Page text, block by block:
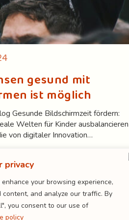
privacy
your browsing experience,
content, and analyze our traffic. By
you consent to our use of
policy
gesund mit
ist möglich
Gesunde Bildschirmzeit fördern:
Welten für Kinder ausbalancieren
von digitaler Innovation…